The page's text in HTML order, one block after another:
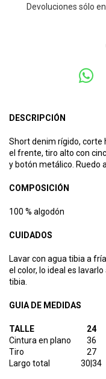
Devoluciones sólo
DESCRIPCIÓN
Short denim rígido, corte
el frente, tiro alto con
y botón metálico. Ruedo
COMPOSICIÓN
100 % algodón
CUIDADOS
Lavar con agua tibia a
el color, lo ideal es
tibia.
GUIA DE MEDIDAS
TALLE 24
Cintura en plano
36
Tiro
27
Largo total
30|34